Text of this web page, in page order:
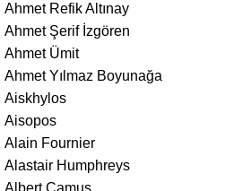
Ahmet Refik Altınay
Ahmet Şerif İzgören
Ahmet Ümit
Ahmet Yılmaz Boyunağa
Aiskhylos
Aisopos
Alain Fournier
Alastair Humphreys
Albert Camus